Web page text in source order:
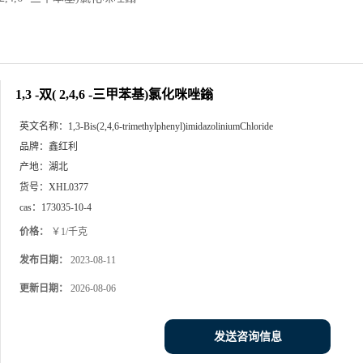
1,3 -双( 2,4,6 -三甲苯基)氯化咪唑鎓
英文名称： 1,3-Bis(2,4,6-trimethylphenyl)imidazoliniumChloride
品牌： 鑫红利
产地： 湖北
货号： XHL0377
cas： 173035-10-4
价格： ￥1/千克
发布日期： 2023-08-11
更新日期： 2026-08-06
发送咨询信息